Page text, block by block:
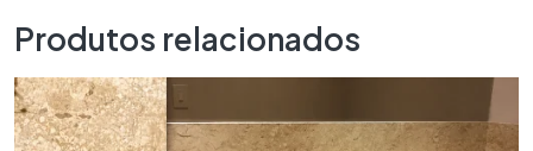
Produtos relacionados